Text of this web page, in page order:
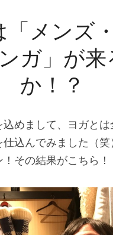
「メンズ
ガ」が来
か！？
込めまして、ヨガと
込んでみました（笑
その結果がこちら！